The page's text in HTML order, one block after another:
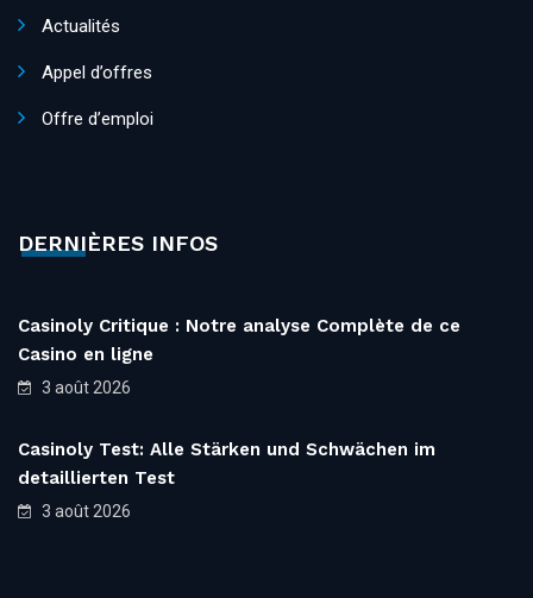
Actualités
Appel d’offres
Offre d’emploi
DERNIÈRES INFOS
Casinoly Critique : Notre analyse Complète de ce
Casino en ligne
3 août 2026
Casinoly Test: Alle Stärken und Schwächen im
detaillierten Test
3 août 2026